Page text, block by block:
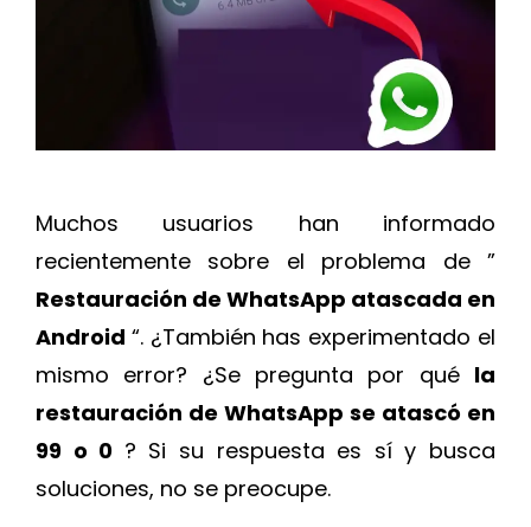
Muchos usuarios han informado
recientemente sobre el problema de ”
Restauración de WhatsApp atascada en
Android “. ¿También has experimentado el
mismo error? ¿Se pregunta por qué la
restauración de WhatsApp se atascó en
99 o 0 ? Si su respuesta es sí y busca
soluciones, no se preocupe.